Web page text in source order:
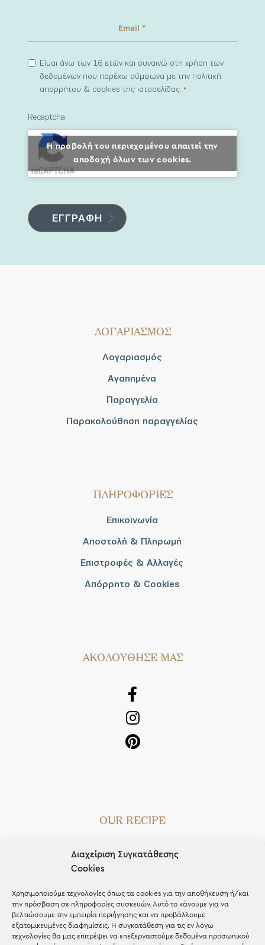
Διαχείριση Συγκατάθεσης
Cookies
Χρησιμοποιούμε τεχνολογίες όπως τα cookies για την αποθήκευση ή/και
την πρόσβαση σε πληροφορίες συσκευών. Αυτό το κάνουμε για να
βελτιώσουμε την εμπειρία περιήγησης και να προβάλλουμε
εξατομικευμένες διαφημίσεις. Η συγκατάθεση για τις εν λόγω
τεχνολογίες θα μας επιτρέψει να επεξεργαστούμε δεδομένα προσωπικού
Είμαι άνω των 16 ετών και συναινώ στη χρήση των
δεδομένων που παρέχω σύμφωνα με την πολιτική
απορρήτου & cookies της ιστοσελίδας.*
Recaptcha
Η προβολή του περιεχομένου απαιτεί την
αποδοχή όλων των cookies.
ΛΟΓΑΡΙΑΣΜΟΣ
Λογαριασμός
Αγαπημένα
Παραγγελία
Παρακολούθηση παραγγελίας
ΠΛΗΡΟΦΟΡΙΕΣ
Επικοινωνία
Αποστολή & Πληρωμή
Επιστροφές & Αλλαγές
Απόρρητο & Cookies
AΚΟΛΟΥΘΗΣΕ ΜΑΣ
OUR RECIPE
Shop the look